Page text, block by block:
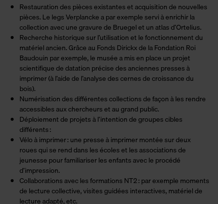
Restauration des pièces existantes et acquisition de nouvelles
pièces. Le legs Verplancke a par exemple servi à enrichir la
collection avec une gravure de Bruegel et un atlas d’Ortelius.
Recherche historique sur l’utilisation et le fonctionnement du
matériel ancien. Grâce au Fonds Dirickx de la Fondation Roi
Baudouin par exemple, le musée a mis en place un projet
scientifique de datation précise des anciennes presses à
imprimer (à l’aide de l’analyse des cernes de croissance du
bois).
Numérisation des différentes collections de façon à les rendre
accessibles aux chercheurs et au grand public.
Déploiement de projets à l’intention de groupes cibles
différents :
Vélo à imprimer : une presse à imprimer montée sur deux
roues qui se rend dans les écoles et les associations de
jeunesse pour familiariser les enfants avec le procédé
d’impression.
Collaborations avec les formations NT2 : par exemple moments
de lecture collective, visites guidées interactives, matériel de
lecture adapté, etc.